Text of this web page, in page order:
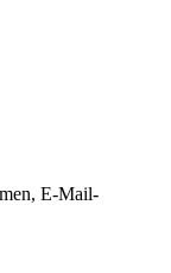
E-Mail-